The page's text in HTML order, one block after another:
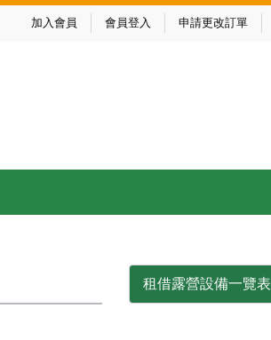
加入會員 會員登入 申請更改訂單
租借露營設備一覽表